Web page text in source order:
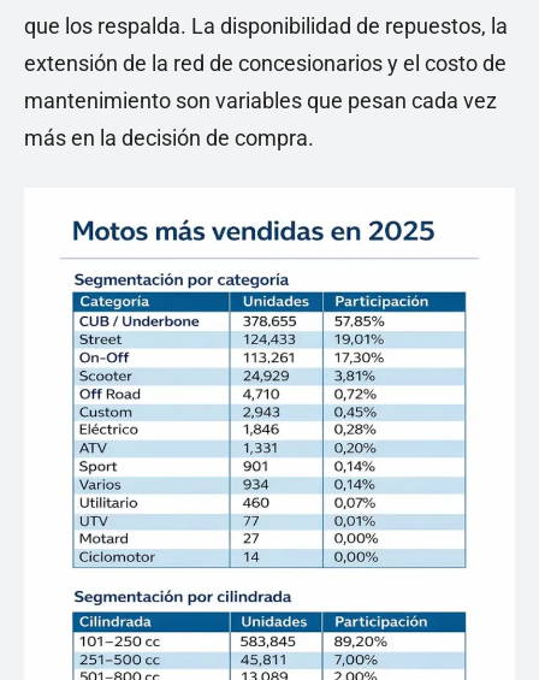
que los respalda. La disponibilidad de repuestos, la
extensión de la red de concesionarios y el costo de
mantenimiento son variables que pesan cada vez
más en la decisión de compra.